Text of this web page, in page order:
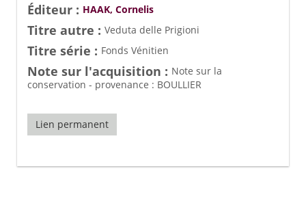
Éditeur : HAAK, Cornelis
Titre autre : Veduta delle Prigioni
Titre série : Fonds Vénitien
Note sur l'acquisition : Note sur la
conservation - provenance : BOULLIER
Lien permanent